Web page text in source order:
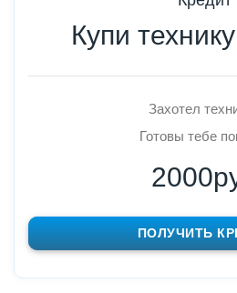
Купи
Захотел
Готовы тебе
ПОЛУЧИТЬ